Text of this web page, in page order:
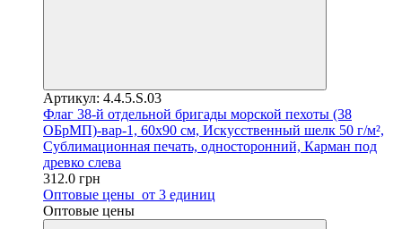
Артикул: 4.4.5.S.03
Флаг 38-й отдельной бригады морской пехоты (38
ОБрМП)-вар-1, 60х90 см, Искусственный шелк 50 г/м²,
Сублимационная печать, односторонний, Карман под
древко слева
312.0 грн
Оптовые цены от 3 единиц
Оптовые цены